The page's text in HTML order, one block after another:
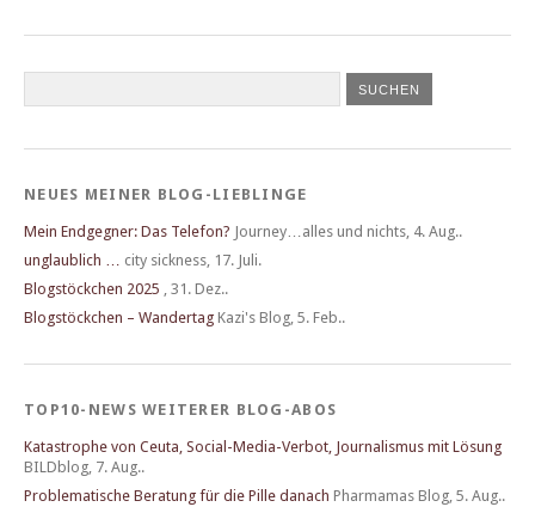
NEUES MEINER BLOG-LIEBLINGE
Mein Endgegner: Das Telefon? Journey…alles und nichts 4. Aug..
unglaublich …
city sickness 17. Juli.
Blogstöckchen 2025
31. Dez..
Blogstöckchen – Wandertag Kazi's Blog 5. Feb..
TOP10-NEWS WEITERER BLOG-ABOS
Katastrophe von Ceuta, Social-Media-Verbot, Journalismus mit Lösung
BILDblog 7. Aug..
Problematische Beratung für die Pille danach Pharmamas Blog 5. Aug..